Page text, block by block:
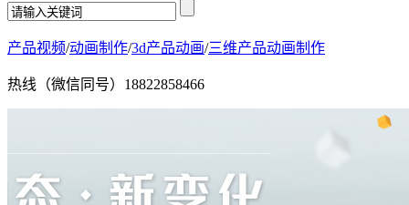
产品视频/动画制作/3d产品动画/三维产品动画制作
热线（微信同号） 18822858466